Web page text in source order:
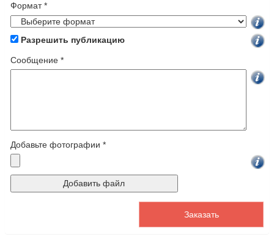
Формат *
Разрешить публикацию
Cообщение *
Добавьте фотографии *